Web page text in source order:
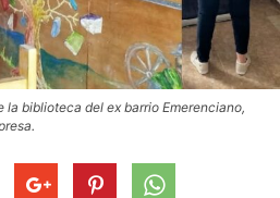
la biblioteca del ex barrio Emerenciano,